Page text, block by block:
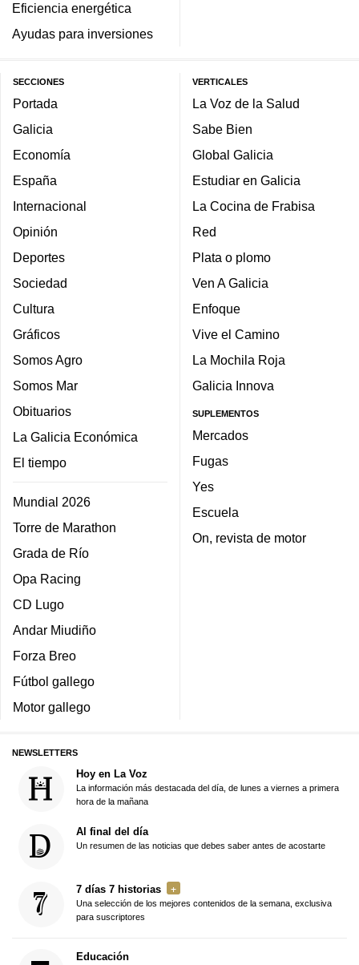
Eficiencia energética
Ayudas para inversiones
SECCIONES
Portada
Galicia
Economía
España
Internacional
Opinión
Deportes
Sociedad
Cultura
Gráficos
Somos Agro
Somos Mar
Obituarios
La Galicia Económica
El tiempo
Mundial 2026
Torre de Marathon
Grada de Río
Opa Racing
CD Lugo
Andar Miudiño
Forza Breo
Fútbol gallego
Motor gallego
VERTICALES
La Voz de la Salud
Sabe Bien
Global Galicia
Estudiar en Galicia
La Cocina de Frabisa
Red
Plata o plomo
Ven A Galicia
Enfoque
Vive el Camino
La Mochila Roja
Galicia Innova
SUPLEMENTOS
Mercados
Fugas
Yes
Escuela
On, revista de motor
NEWSLETTERS
Hoy en La Voz
La información más destacada del día, de lunes a viernes a primera
hora de la mañana
Al final del día
Un resumen de las noticias que debes saber antes de acostarte
7 días 7 historias
Una selección de los mejores contenidos de la semana, exclusiva
para suscriptores
Educación